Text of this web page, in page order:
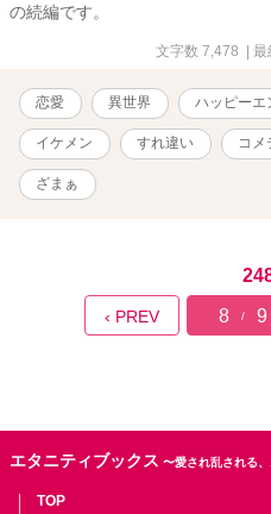
の続編です。
文字数 7,478 |
恋愛 異世界 ハッピーエ
イケメン すれ違い コメ
ざまぁ
‹ PREV 8 / 9
エタニティブックス 〜愛され乱される
TOP